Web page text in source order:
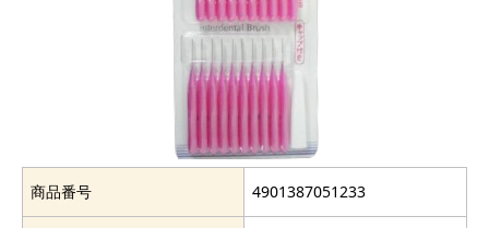
商品番号 4901387051233